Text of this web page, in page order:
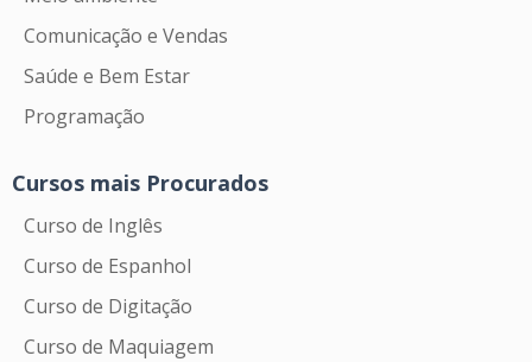
Comunicação e Vendas
Saúde e Bem Estar
Programação
Cursos mais Procurados
Curso de Inglês
Curso de Espanhol
Curso de Digitação
Curso de Maquiagem